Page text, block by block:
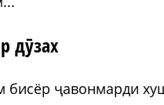
дӯзах
ҷавонмарди